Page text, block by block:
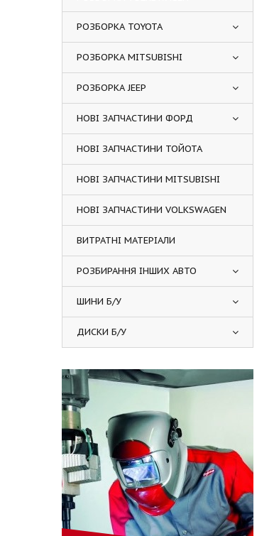
РОЗБОРКА TOYOTA
РОЗБОРКА MITSUBISHI
РОЗБОРКА JEEP
НОВІ ЗАПЧАСТИНИ ФОРД
НОВІ ЗАПЧАСТИНИ ТОЙОТА
НОВІ ЗАПЧАСТИНИ MITSUBISHI
НОВІ ЗАПЧАСТИНИ VOLKSWAGEN
ВИТРАТНІ МАТЕРІАЛИ
РОЗБИРАННЯ ІНШИХ АВТО
ШИНИ Б/У
ДИСКИ Б/У